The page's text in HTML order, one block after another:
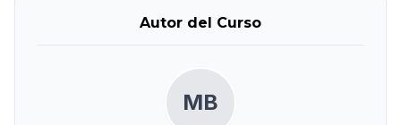
Autor del Curso
MB